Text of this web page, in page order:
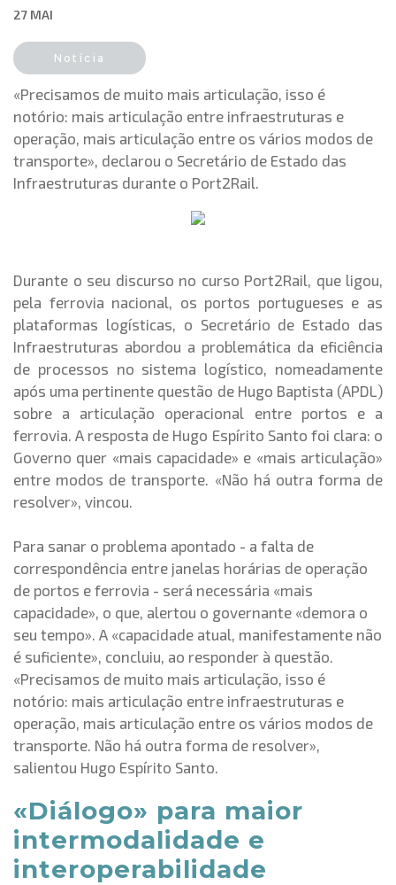
27 MAI
Notícia
«Precisamos de muito mais articulação, isso é
notório: mais articulação entre infraestruturas e
operação, mais articulação entre os vários modos de
transporte», declarou o Secretário de Estado das
Infraestruturas durante o Port2Rail.
Durante o seu discurso no curso Port2Rail, que ligou,
pela ferrovia nacional, os portos portugueses e as
plataformas logísticas, o Secretário de Estado das
Infraestruturas abordou a problemática da eficiência
de processos no sistema logístico, nomeadamente
após uma pertinente questão de Hugo Baptista (APDL)
sobre a articulação operacional entre portos e a
ferrovia. A resposta de Hugo Espírito Santo foi clara: o
Governo quer «mais capacidade» e «mais articulação»
entre modos de transporte. «Não há outra forma de
resolver», vincou.
Para sanar o problema apontado - a falta de
correspondência entre janelas horárias de operação
de portos e ferrovia - será necessária «mais
capacidade», o que, alertou o governante «demora o
seu tempo». A «capacidade atual, manifestamente não
é suficiente», concluiu, ao responder à questão.
«Precisamos de muito mais articulação, isso é
notório: mais articulação entre infraestruturas e
operação, mais articulação entre os vários modos de
transporte. Não há outra forma de resolver»,
salientou Hugo Espírito Santo.
«Diálogo» para maior
intermodalidade e
interoperabilidade